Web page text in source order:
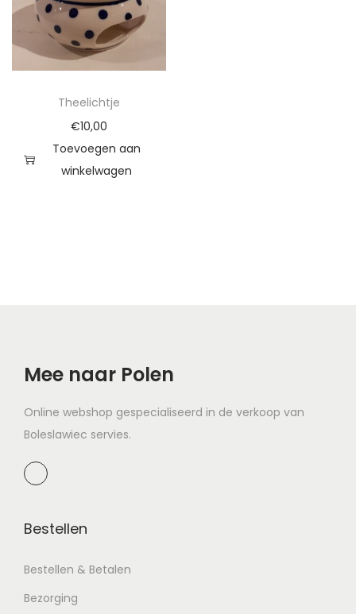
Theelichtje
€10,00
Toevoegen aan
winkelwagen
Mee naar Polen
Online webshop gespecialiseerd in de verkoop van
Boleslawiec servies.
Bestellen
Bestellen & Betalen
Bezorging